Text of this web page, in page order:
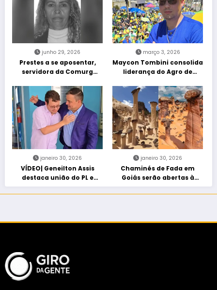
junho 29, 2026
Prestes a se aposentar,
servidora da Comurg
entra em protocolo de
morte encefálica
março 3, 2026
Maycon Tombini consolida
liderança do Agro de
“Acorda Brasil” em Goiânia
janeiro 30, 2026
VÍDEO| Geneilton Assis
destaca união do PL e
consolidação de apoio a
Maycon Tombini em Jataí
janeiro 30, 2026
Chaminés de Fada em
Goiás serão abertas à
visitação controlada